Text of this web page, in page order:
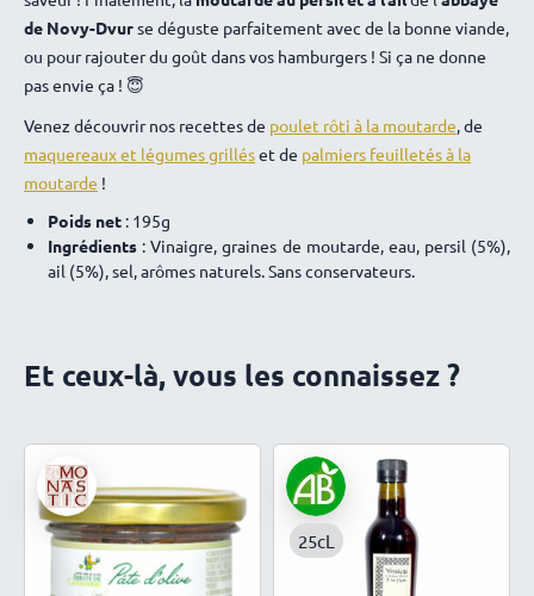
de Novy-Dvurse déguste parfaitement avec de la bonne viande,
ou pour rajouter du goût dans vos hamburgers ! Si ça ne donne
pas envie ça ! 😇
Venez découvrir nos recettes de poulet rôti à la moutarde, de
maquereaux et légumes grilléset de palmiers feuilletés à la
moutarde !
Poids net : 195g
Ingrédients : Vinaigre, graines de moutarde, eau, persil (5%),
ail (5%), sel, arômes naturels. Sans conservateurs.
Et ceux-là, vous les connaissez ?
25cL